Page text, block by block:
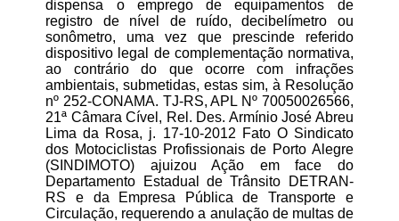
dispensa o emprego de equipamentos de
registro de nível de ruído, decibelímetro ou
sonômetro, uma vez que prescinde referido
dispositivo legal de complementação normativa,
ao contrário do que ocorre com infrações
ambientais, submetidas, estas sim, à Resolução
nº 252-CONAMA. TJ-RS, APL Nº 70050026566,
21ª Câmara Cível, Rel. Des. Armínio José Abreu
Lima da Rosa, j. 17-10-2012 Fato O Sindicato
dos Motociclistas Profissionais de Porto Alegre
(SINDIMOTO) ajuizou Ação em face do
Departamento Estadual de Trânsito DETRAN-
RS e da Empresa Pública de Transporte e
Circulação, requerendo a anulação de multas de